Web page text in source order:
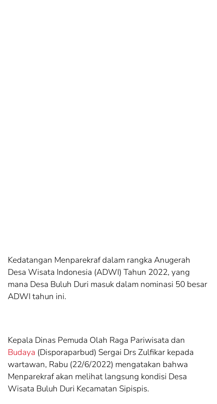
Kedatangan Menparekraf dalam rangka Anugerah
Desa Wisata Indonesia (ADWI) Tahun 2022, yang
mana Desa Buluh Duri masuk dalam nominasi 50 besar
ADWI tahun ini.
Kepala Dinas Pemuda Olah Raga Pariwisata dan
Budaya (Disporaparbud) Sergai Drs Zulfikar kepada
wartawan, Rabu (22/6/2022) mengatakan bahwa
Menparekraf akan melihat langsung kondisi Desa
Wisata Buluh Duri Kecamatan Sipispis.